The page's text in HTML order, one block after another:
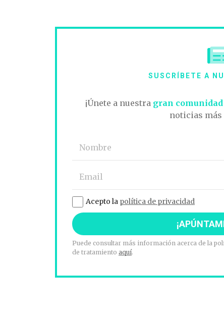
SUSCRÍBETE A
¡Únete a nuestra gran comunidad
noticias más
Acepto la política de privacidad
Puede consultar más información acerca de la
de tratamiento aquí.